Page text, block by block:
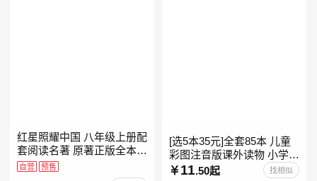
红星照耀中国 八年级上册配
套阅读名著 原著正版全本无
删减 初中生初二课外阅读
自营 预售
[选5本35元]全套85本 儿童
彩图注音版课外读物 小学生
低年级一二三年级课外阅读
11 .50起 找相似